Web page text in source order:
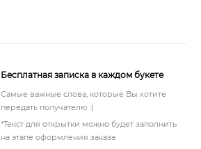
Бесплатная записка в каждом букете
Самые важные слова, которые Вы хотите
передать получателю :)
*Текст для открытки можно будет заполнить
на этапе оформления заказа